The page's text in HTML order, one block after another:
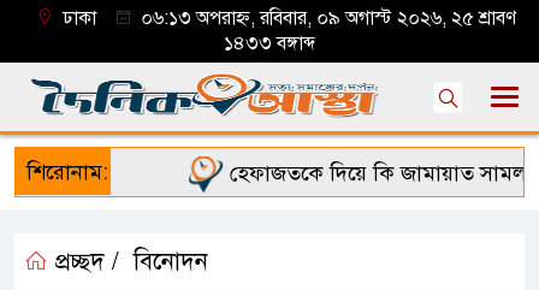
ঢাকা
০৬:১৩ অপরাহ্ন, রবিবার, ০৯ অগাস্ট ২০২৬, ২৫ শ্রাবণ
১৪৩৩ বঙ্গাব্দ
শিরোনাম: হেফাজতকে দিয়ে কি জামায়াত
প্রচ্ছদ / বিনোদন